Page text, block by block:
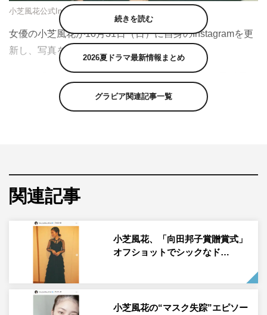
小芝風花公式Instagram（fuka_koshiba_official）より
女優の小芝風花が10月31日（日）に自身のInstagramを更
新し、写真を公開した。
イクショットを投稿した。
メイク似合ってる！！」「ぬぁぁ！可愛すぎます！！おう
ちハロウィンですね！！！！」「可愛い 楽しそうでいー
なー」などのコメントが寄せられている。
小芝風花公式Instagram：
https://www.instagram.com/fuka_koshiba_official/
続きを読む
2026夏ドラマ最新情報まとめ
グラビア関連記事一覧
関連記事
小芝風花、「向田邦子賞贈賞式」
オフショットでシックなド…
小芝風花の“マスク失踪”エピソー